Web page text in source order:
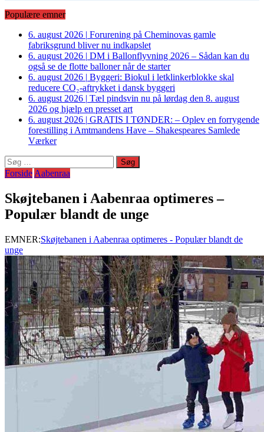
Populære emner
6. august 2026 | Forurening på Cheminovas gamle
fabriksgrund bliver nu indkapslet
6. august 2026 | DM i Ballonflyvning 2026 – Sådan kan du
også se de flotte balloner når de starter
6. august 2026 | Byggeri: Biokul i letklinkerblokke skal
reducere CO₂-aftrykket i dansk byggeri
6. august 2026 | Tæl pindsvin nu på lørdag den 8. august
2026 og hjælp en presset art
6. august 2026 | GRATIS I TØNDER: – Oplev en forrygende
forestilling i Amtmandens Have – Shakespeares Samlede
Værker
Søg
efter:
Forside Aabenraa
Skøjtebanen i Aabenraa optimeres –
Populær blandt de unge
EMNER:Skøjtebanen i Aabenraa optimeres - Populær blandt de
unge